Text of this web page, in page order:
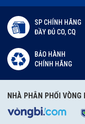
SP CHÍNH HÃNG
ĐẦY ĐỦ CO, CQ
BẢO HÀNH
CHÍNH HÃNG
NHÀ PHÂN PHỐI